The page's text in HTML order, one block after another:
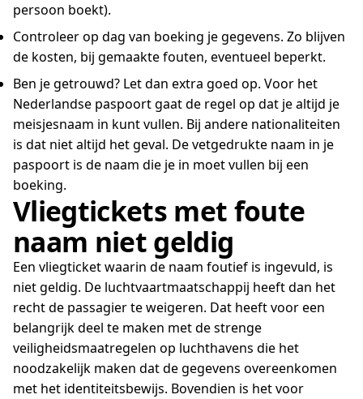
persoon boekt).
Controleer op dag van boeking je gegevens. Zo blijven
de kosten, bij gemaakte fouten, eventueel beperkt.
Ben je getrouwd? Let dan extra goed op. Voor het
Nederlandse paspoort gaat de regel op dat je altijd je
meisjesnaam in kunt vullen. Bij andere nationaliteiten
is dat niet altijd het geval. De vetgedrukte naam in je
paspoort is de naam die je in moet vullen bij een
boeking.
Vliegtickets met foute
naam niet geldig
Een vliegticket waarin de naam foutief is ingevuld, is
niet geldig. De luchtvaartmaatschappij heeft dan het
recht de passagier te weigeren. Dat heeft voor een
belangrijk deel te maken met de strenge
veiligheidsmaatregelen op luchthavens die het
noodzakelijk maken dat de gegevens overeenkomen
met het identiteitsbewijs. Bovendien is het voor